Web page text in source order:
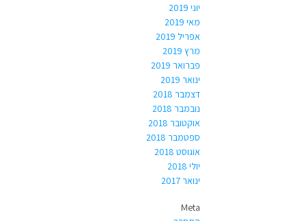
יוני 2019
מאי 2019
אפריל 2019
מרץ 2019
פברואר 2019
ינואר 2019
דצמבר 2018
נובמבר 2018
אוקטובר 2018
ספטמבר 2018
אוגוסט 2018
יולי 2018
ינואר 2017
Meta